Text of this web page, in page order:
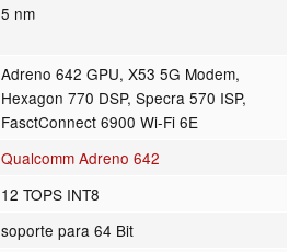
5 nm
Adreno 642 GPU, X53 5G Modem,
Hexagon 770 DSP, Specra 570 ISP,
FasctConnect 6900 Wi-Fi 6E
Qualcomm Adreno 642
12 TOPS INT8
soporte para 64 Bit